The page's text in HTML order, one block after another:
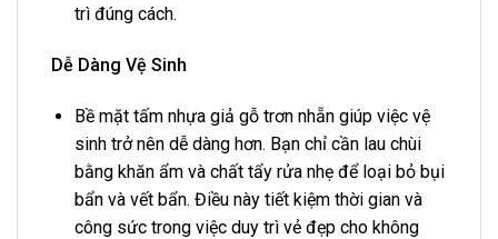
trì đúng cách.
Dễ Dàng Vệ Sinh
Bề mặt tấm nhựa giả gỗ trơn nhẵn giúp việc vệ
sinh trở nên dễ dàng hơn. Bạn chỉ cần lau chùi
bằng khăn ẩm và chất tẩy rửa nhẹ để loại bỏ bụi
bẩn và vết bẩn. Điều này tiết kiệm thời gian và
công sức trong việc duy trì vẻ đẹp cho không